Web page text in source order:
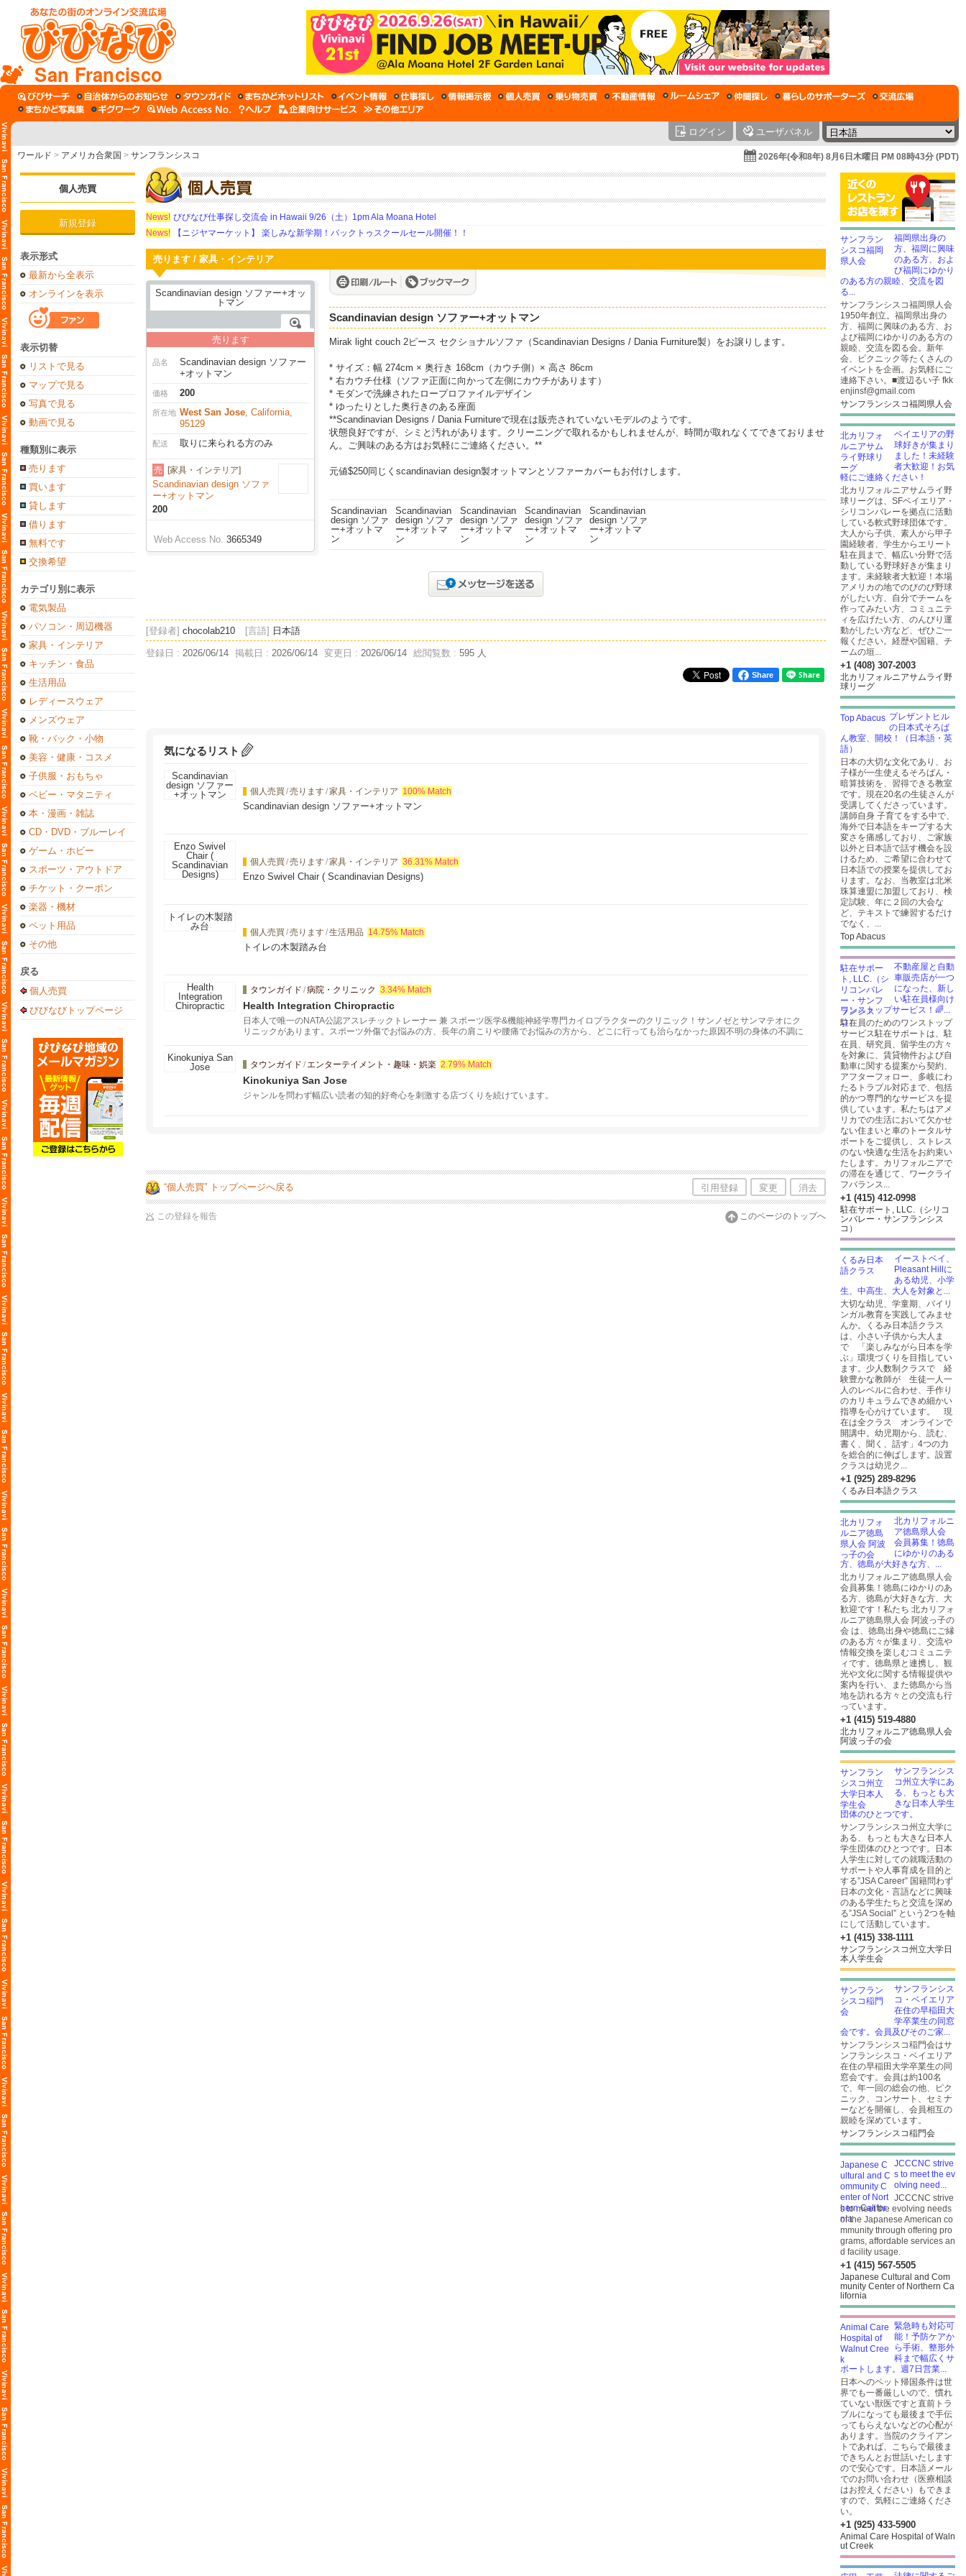
San Francisco
ログイン ユーザパネル
ワールド > アメリカ合衆国 > サンフランシスコ 2026年(令和8年) 8月6日木曜日 PM 08時43分 (PDT)
個人売買
新規登録
表示形式
最新から全表示
オンラインを表示
表示切替
リストで見る
マップで見る
写真で見る
動画で見る
種類別に表示
売ります
買います
貸します
借ります
無料です
交換希望
カテゴリ別に表示
電気製品
パソコン・周辺機器
家具・インテリア
キッチン・食品
生活用品
レディースウェア
メンズウェア
靴・バック・小物
美容・健康・コスメ
子供服・おもちゃ
ベビー・マタニティ
本・漫画・雑誌
CD・DVD・ブルーレイ
ゲーム・ホビー
スポーツ・アウトドア
チケット・クーポン
楽器・機材
ペット用品
その他
戻る
個人売買
びびなびトップページ
News! びびなび仕事探し交流会 in Hawaii 9/26（土）1pm Ala Moana Hotel
News!
【ニジヤマーケット】 楽しみな新学期！バックトゥスクールセール開催！！
売ります / 家具・インテリア
売ります
品名
Scandinavian design ソファー
+オットマン
価格 200
所在地 West San Jose, California,
95129
配送 取りに来られる方のみ
売 [家具・インテリア]
Scandinavian design ソファ
ー+オットマン
200
Web Access No. 3665349
Scandinavian design ソファー+オットマン
Mirak light couch 2ピース セクショナルソファ（Scandinavian Designs / Dania Furniture製）をお譲りします。
* サイズ：幅 274cm × 奥行き 168cm（カウチ側）× 高さ 86cm
* 右カウチ仕様（ソファ正面に向かって左側にカウチがあります）
* モダンで洗練されたロープロファイルデザイン
* ゆったりとした奥行きのある座面
**Scandinavian Designs / Dania Furnitureで現在は販売されていないモデルのようです。
状態良好ですが、シミと汚れがあります。クリーニングで取れるかもしれませんが、時間が取れなくてできておりませ
ん。ご興味のある方はお気軽にご連絡ください。**
元値$250同じくscandinavian design製オットマンとソファーカバーもお付けします。
[登録者] chocolab210 [言語] 日本語
登録日 : 2026/06/14 掲載日 : 2026/06/14 変更日 : 2026/06/14 総閲覧数 : 595 人
Share
気になるリスト
個人売買 /売ります/家具・インテリア 100% Match
Scandinavian design ソファー+オットマン
個人売買 /売ります/家具・インテリア 36.31% Match
Enzo Swivel Chair ( Scandinavian Designs)
個人売買 /売ります/生活用品 14.75% Match
トイレの木製踏み台
タウンガイド /病院・クリニック 3.34% Match
Health Integration Chiropractic
日本人で唯一のNATA公認アスレチックトレーナー 兼 スポーツ医学&機能神経学専門カイロプラクターのクリニック！サンノゼとサンマテオにク
リニックがあります。スポーツ外傷でお悩みの方、長年の肩こりや腰痛でお悩みの方から、どこに行っても治らなかった原因不明の身体の不調に
タウンガイド /エンターテイメント・趣味・娯楽 2.79% Match
Kinokuniya San Jose
ジャンルを問わず幅広い読者の知的好奇心を刺激する店づくりを続けています。
“個人売買” トップページへ戻る 引用登録 変更 消去
この登録を報告 このページのトップへ
福岡県出身の
方、福岡に興味
のある方、およ
び福岡にゆかり
のある方の親睦、交流を図
る...
サンフランシスコ福岡県人会
1950年創立。福岡県出身の
方、福岡に興味のある方、お
よび福岡にゆかりのある方の
親睦、交流を図る会。新年
会、ピクニック等たくさんの
イベントを企画。お気軽にご
連絡下さい。■渡辺るい子 fkk
enjinsf@gmail.com
サンフランシスコ福岡県人会
ベイエリアの野
球好きが集まり
ました！未経験
者大歓迎！お気
軽にご連絡ください！
北カリフォルニアサムライ野
球リーグは、SFベイエリア・
シリコンバレーを拠点に活動
している軟式野球団体です。
大人から子供、素人から甲子
園経験者、学生からエリート
駐在員まで、幅広い分野で活
動している野球好きが集まり
ます。未経験者大歓迎！本場
アメリカの地でのびのび野球
がしたい方、自分でチームを
作ってみたい方、コミュニテ
ィを広げたい方、のんびり運
動がしたい方など、ぜひご一
報ください。経歴や国籍、チ
ームの垣...
+1 (408) 307-2003
北カリフォルニアサムライ野
球リーグ
プレザントヒル
の日本式そろば
ん教室、開校！（日本語・英
語）
日本の大切な文化であり、お
子様が一生使えるそろばん・
暗算技術を、習得できる教室
です。現在20名の生徒さんが
受講してくださっています。
講師自身 子育てをする中で、
海外で日本語をキープする大
変さを痛感しており、ご家族
以外と日本語で話す機会を設
けるため、ご希望に合わせて
日本語での授業を提供してお
ります。なお、当教室は北米
珠算連盟に加盟しており、検
定試験、年に２回の大会な
ど、テキストで練習するだけ
でなく、...
Top Abacus
不動産屋と自動
車販売店が一つ
になった、新し
い駐在員様向け
ワンストップサービス！🌈...
駐在員のためのワンストップ
サービス駐在サポートは、駐
在員、研究員、留学生の方々
を対象に、賃貸物件および自
動車に関する提案から契約、
アフターフォロー、多岐にわ
たるトラブル対応まで、包括
的かつ専門的なサービスを提
供しています。私たちはアメ
リカでの生活において欠かせ
ない住まいと車のトータルサ
ポートをご提供し、ストレス
のない快適な生活をお約束い
たします。カリフォルニアで
の滞在を通じて、ワークライ
フバランス...
+1 (415) 412-0998
駐在サポート, LLC.（シリコ
ンバレー・サンフランシス
コ）
イーストベイ、
Pleasant Hillに
ある幼児、小学
生、中高生、大人を対象と...
大切な幼児、学童期、バイリ
ンガル教育を実践してみませ
んか。くるみ日本語クラス
は、小さい子供から大人ま
で 「楽しみながら日本を学
ぶ」環境づくりを目指してい
ます。少人数制クラスで 経
験豊かな教師が 生徒一人一
人のレベルに合わせ、手作り
のカリキュラムできめ細かい
指導を心がけています。 現
在は全クラス オンラインで
開講中。幼児期から、読む、
書く、聞く、話す」4つの力
を総合的に伸ばします。設置
クラスは幼児ク...
+1 (925) 289-8296
くるみ日本語クラス
北カリフォルニ
ア徳島県人会
会員募集！徳島
にゆかりのある
方、徳島が大好きな方、...
北カリフォルニア徳島県人会
会員募集！徳島にゆかりのあ
る方、徳島が大好きな方、大
歓迎です！私たち 北カリフォ
ルニア徳島県人会 阿波っ子の
会 は、徳島出身や徳島にご縁
のある方々が集まり、交流や
情報交換を楽しむコミュニテ
ィです。徳島県と連携し、観
光や文化に関する情報提供や
案内を行い、また徳島から当
地を訪れる方々との交流も行
っています。
+1 (415) 519-4880
北カリフォルニア徳島県人会
阿波っ子の会
サンフランシス
コ州立大学にあ
る、もっとも大
きな日本人学生
団体のひとつです。
サンフランシスコ州立大学に
ある、もっとも大きな日本人
学生団体のひとつです。日本
人学生に対しての就職活動の
サポートや人事育成を目的と
する”JSA Career” 国籍問わず
日本の文化・言語などに興味
のある学生たちと交流を深め
る”JSA Social” という2つを軸
にして活動しています。
+1 (415) 338-1111
サンフランシスコ州立大学日
本人学生会
サンフランシス
コ・ベイエリア
在住の早稲田大
学卒業生の同窓
会です。会員及びそのご家...
サンフランシスコ稲門会はサ
ンフランシスコ・ベイエリア
在住の早稲田大学卒業生の同
窓会です。会員は約100名
で、年一回の総会の他、ピク
ニック、コンサート、セミナ
ーなどを開催し、会員相互の
親睦を深めています。
サンフランシスコ稲門会
JCCCNC strive
s to meet the ev
olving need...
JCCCNC strive
s to meet the evolving needs
of the Japanese American co
mmunity through offering pro
grams, affordable services an
d facility usage.
+1 (415) 567-5505
Japanese Cultural and Com
munity Center of Northern Ca
lifornia
緊急時も対応可
能！予防ケアか
ら手術、整形外
科まで幅広くサ
ポートします。週7日営業...
日本へのペット帰国条件は世
界でも一番厳しいので、慣れ
ていない獣医ですと直前トラ
ブルになっても最後まで手伝
ってもらえないなどの心配が
あります。当院のクライアン
トであれば、こちらで最後ま
できちんとお世話いたします
ので安心です。日本語メール
でのお問い合わせ（医療相談
はお控えください）もできま
すので、気軽にご連絡くださ
い。
+1 (925) 433-5900
Animal Care Hospital of Waln
ut Creek